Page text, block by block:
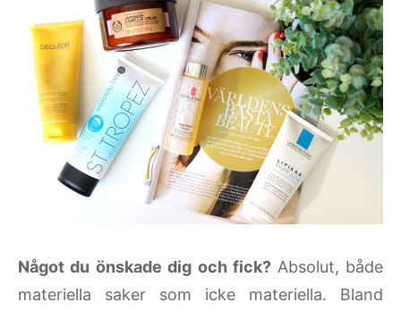
Något du önskade dig och fick? Absolut, både
materiella saker som icke materiella. Bland